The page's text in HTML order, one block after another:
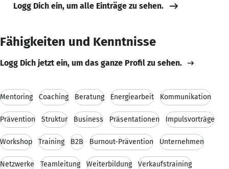
Logg Dich ein, um alle Einträge zu sehen.
Fähigkeiten und Kenntnisse
Logg Dich jetzt ein, um das ganze Profil zu sehen.
Mentoring Coaching Beratung Energiearbeit Kommunikation
Prävention Struktur Business Präsentationen Impulsvorträge
Workshop Training B2B Burnout-Prävention Unternehmen
Netzwerke Teamleitung Weiterbildung Verkaufstraining